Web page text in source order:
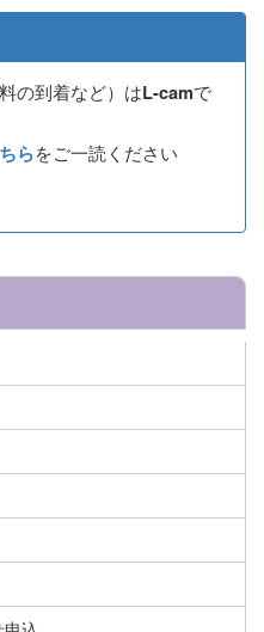
の到着など）はL-camで
らをご一読ください